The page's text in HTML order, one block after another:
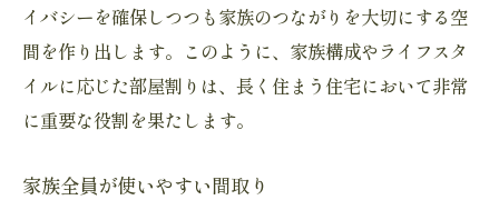
イバシーを確保しつつも家族のつながりを大切にする空
間を作り出します。このように、家族構成やライフスタ
イルに応じた部屋割りは、長く住まう住宅において非常
に重要な役割を果たします。
家族全員が使いやすい間取り